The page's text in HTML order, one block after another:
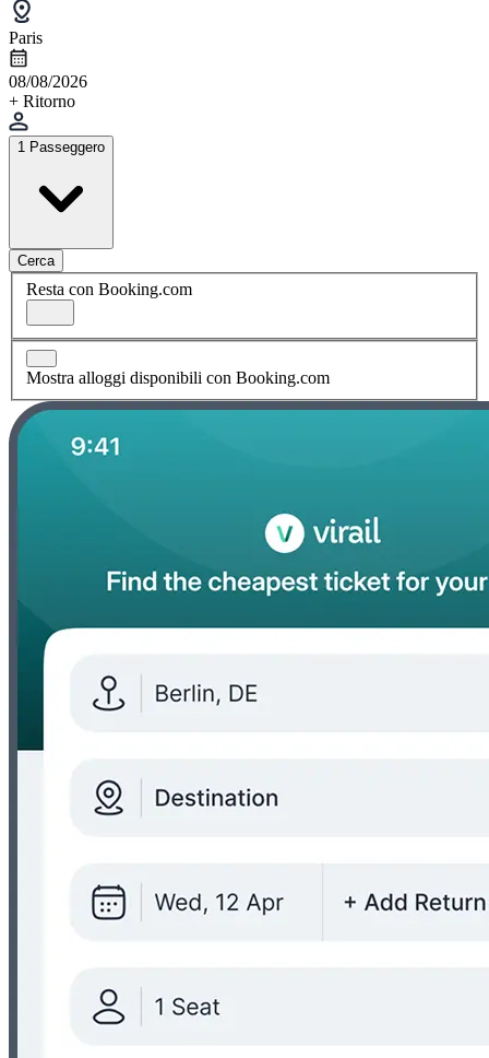
Paris
08/08/2026
+ Ritorno
1 Passeggero
Cerca
Resta con Booking.com
Mostra alloggi disponibili con Booking.com